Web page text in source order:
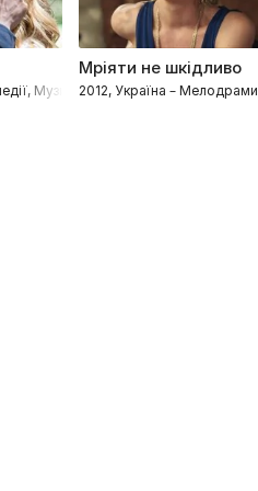
Музичні
Мріяти не шкідливо
2012, Україна – Мелодрами